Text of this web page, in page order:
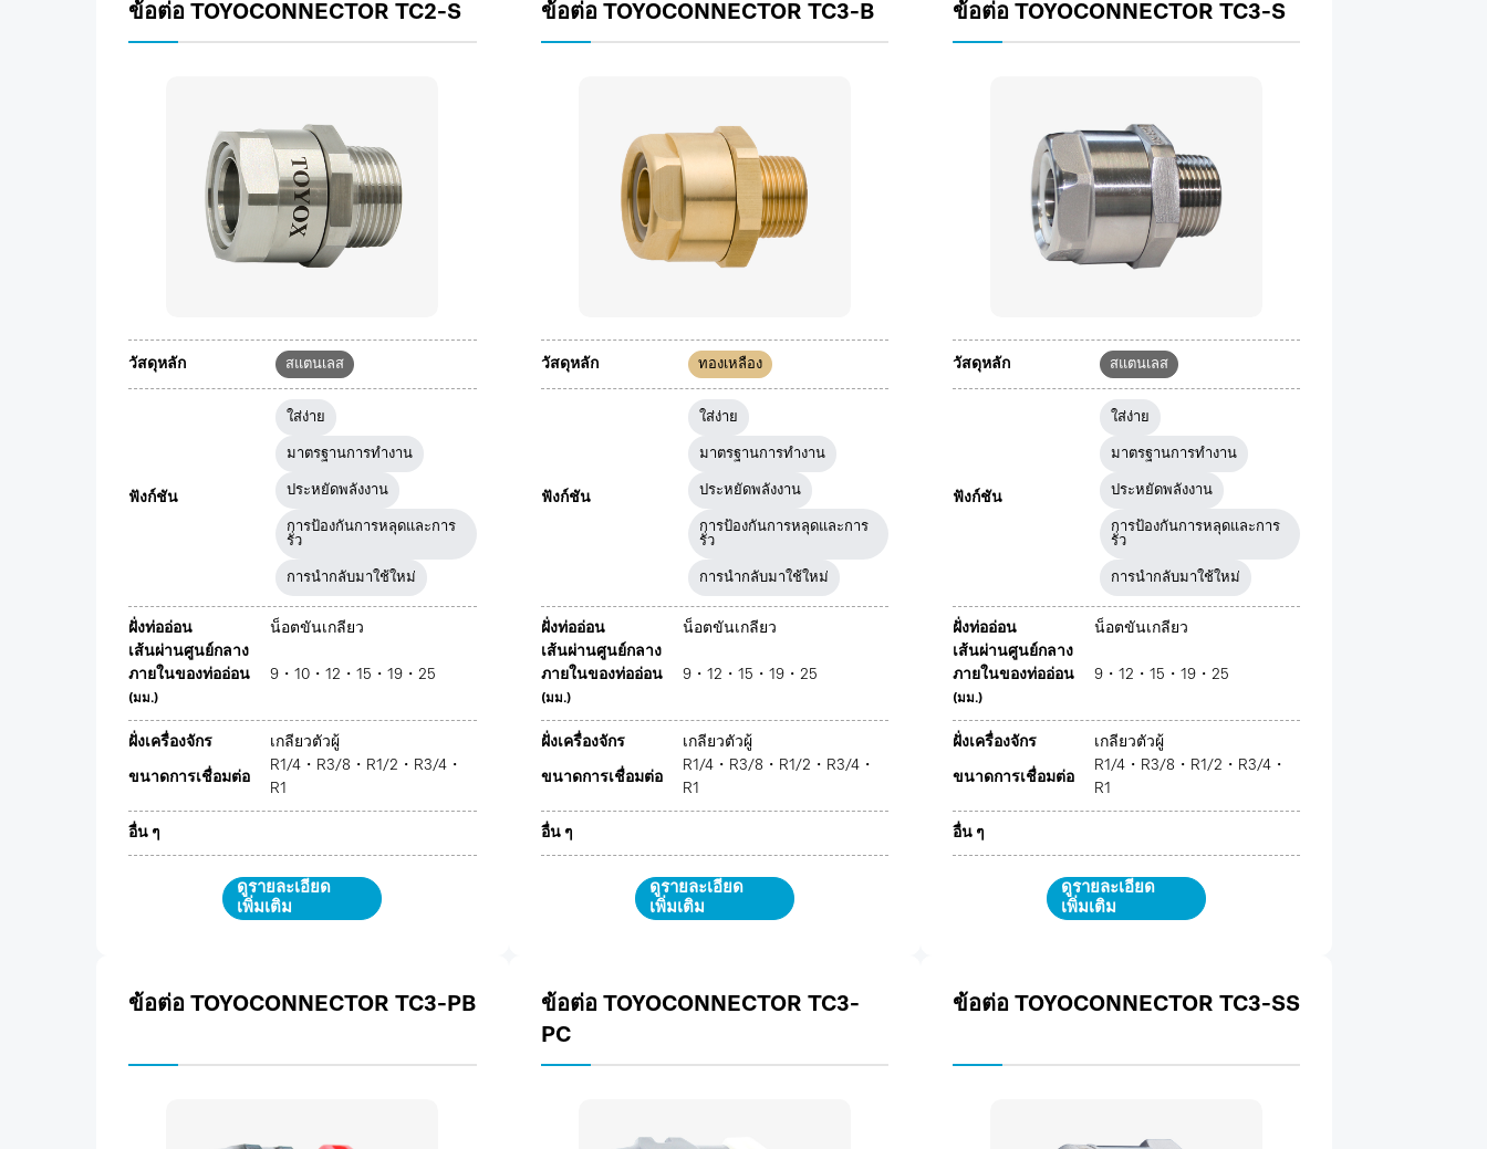
ข้อต่อ TOYOCONNECTOR TC2-S
วัสดุหลัก สแตนเลส
ฟังก์ชัน
ใส่ง่าย
มาตรฐานการทำงาน
ประหยัดพลังงาน
การป้องกันการหลุดและการ
รั่ว
การนำกลับมาใช้ใหม่
ฝั่งท่ออ่อน
น็อตขันเกลียว
เส้นผ่านศูนย์กลาง
ภายในของท่ออ่อน
(มม.)
9・10・12・15・19・25
ฝั่งเครื่องจักร เกลียวตัวผู้
ขนาดการเชื่อมต่อ
R1/4・R3/8・R1/2・R3/4・
R1
อื่น ๆ
ดูรายละเอียด
เพิ่มเติม
ข้อต่อ TOYOCONNECTOR TC3-B
วัสดุหลัก ทองเหลือง
ฟังก์ชัน
ใส่ง่าย
มาตรฐานการทำงาน
ประหยัดพลังงาน
การป้องกันการหลุดและการ
รั่ว
การนำกลับมาใช้ใหม่
ฝั่งท่ออ่อน
น็อตขันเกลียว
เส้นผ่านศูนย์กลาง
ภายในของท่ออ่อน
(มม.)
9・12・15・19・25
ฝั่งเครื่องจักร เกลียวตัวผู้
ขนาดการเชื่อมต่อ
R1/4・R3/8・R1/2・R3/4・
R1
อื่น ๆ
ดูรายละเอียด
เพิ่มเติม
ข้อต่อ TOYOCONNECTOR TC3-S
วัสดุหลัก สแตนเลส
ฟังก์ชัน
ใส่ง่าย
มาตรฐานการทำงาน
ประหยัดพลังงาน
การป้องกันการหลุดและการ
รั่ว
การนำกลับมาใช้ใหม่
ฝั่งท่ออ่อน
น็อตขันเกลียว
เส้นผ่านศูนย์กลาง
ภายในของท่ออ่อน
(มม.)
9・12・15・19・25
ฝั่งเครื่องจักร เกลียวตัวผู้
ขนาดการเชื่อมต่อ
R1/4・R3/8・R1/2・R3/4・
R1
อื่น ๆ
ดูรายละเอียด
เพิ่มเติม
ข้อต่อ TOYOCONNECTOR TC3-PB
ข้อต่อ TOYOCONNECTOR TC3-
PC
ข้อต่อ TOYOCONNECTOR TC3-SS